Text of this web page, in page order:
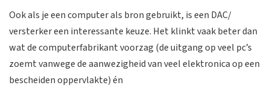
Ook als je een computer als bron gebruikt, is een DAC/
versterker een interessante keuze. Het klinkt vaak beter dan
wat de computerfabrikant voorzag (de uitgang op veel pc’s
zoemt vanwege de aanwezigheid van veel elektronica op een
bescheiden oppervlakte) én